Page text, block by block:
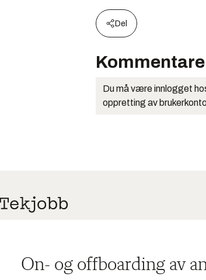
Del
Du må være innlogget
oppretting av
On- og offboarding av